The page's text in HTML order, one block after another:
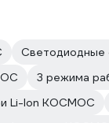
3 режима
Li-Ion КОСМОС